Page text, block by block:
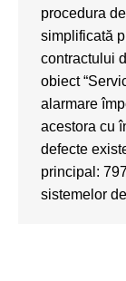
procedura
simplificată
contractului
obiect
alarmare
acestora cu
defecte
principal:
sistemelor